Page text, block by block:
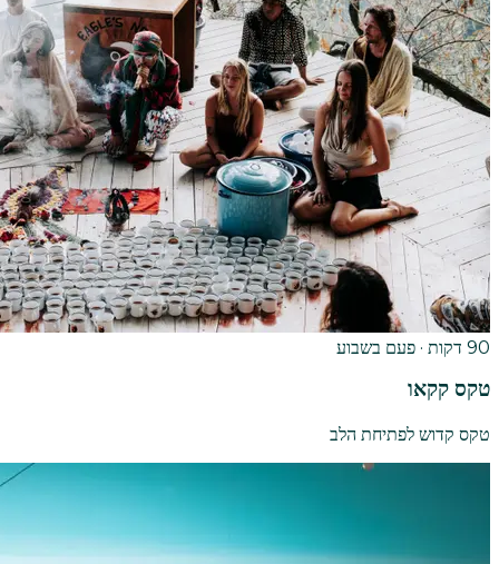
90 דקות · פעם בשבוע
טקס קקאו
טקס קדוש לפתיחת הלב